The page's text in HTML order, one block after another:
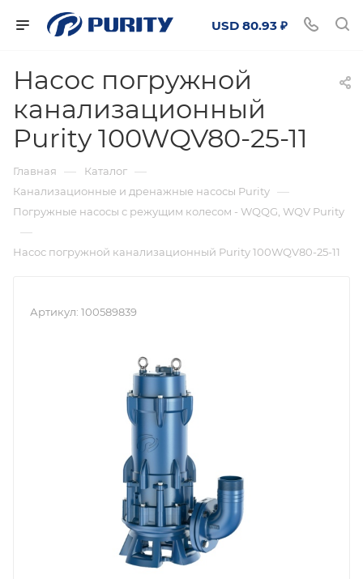
USD 80.93 ₽
Насос погружной
канализационный
Purity 100WQV80-25-11
Главная — Каталог —
Канализационные и дренажные насосы Purity —
Погружные насосы с режущим колесом - WQQG, WQV Purity
—
Насос погружной канализационный Purity 100WQV80-25-11
Артикул: 100589839